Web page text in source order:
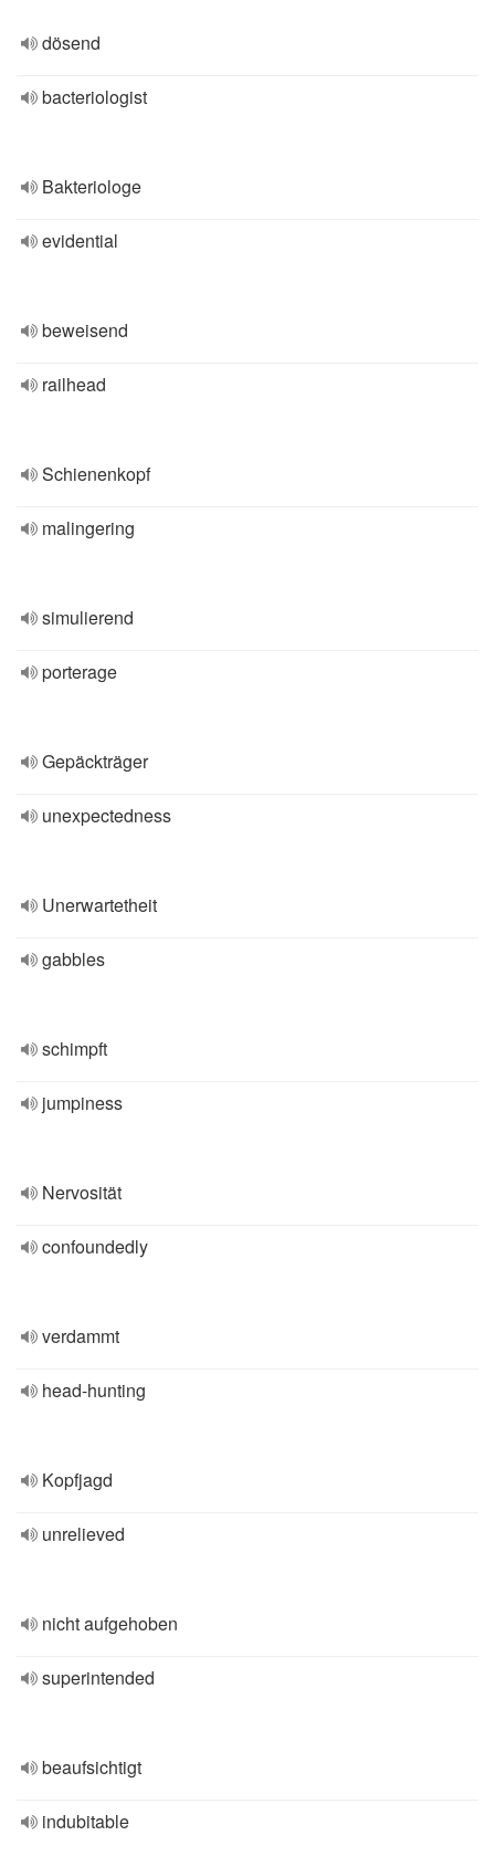
dösend
bacteriologist
Bakteriologe
evidential
beweisend
railhead
Schienenkopf
malingering
simulierend
porterage
Gepäckträger
unexpectedness
Unerwartetheit
gabbles
schimpft
jumpiness
Nervosität
confoundedly
verdammt
head-hunting
Kopfjagd
unrelieved
nicht aufgehoben
superintended
beaufsichtigt
indubitable